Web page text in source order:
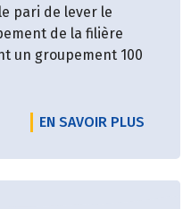
pari de lever le
de la filière
un groupement 100
EN SAVOIR PLUS